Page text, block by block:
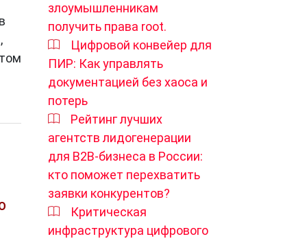
злоумышленникам
получить права root.
Цифровой конвейер для
ПИР: Как управлять
документацией без хаоса и
потерь
Рейтинг лучших
агентств лидогенерации
для B2B-бизнеса в России:
кто поможет перехватить
заявки конкурентов?
Критическая
инфраструктура цифрового